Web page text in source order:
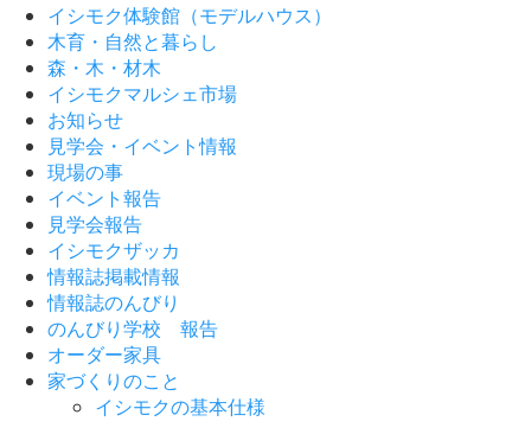
イシモク体験館（モデルハウス）
木育・自然と暮らし
森・木・材木
イシモクマルシェ市場
お知らせ
見学会・イベント情報
現場の事
イベント報告
見学会報告
イシモクザッカ
情報誌掲載情報
情報誌のんびり
のんびり学校 報告
オーダー家具
家づくりのこと
イシモクの基本仕様